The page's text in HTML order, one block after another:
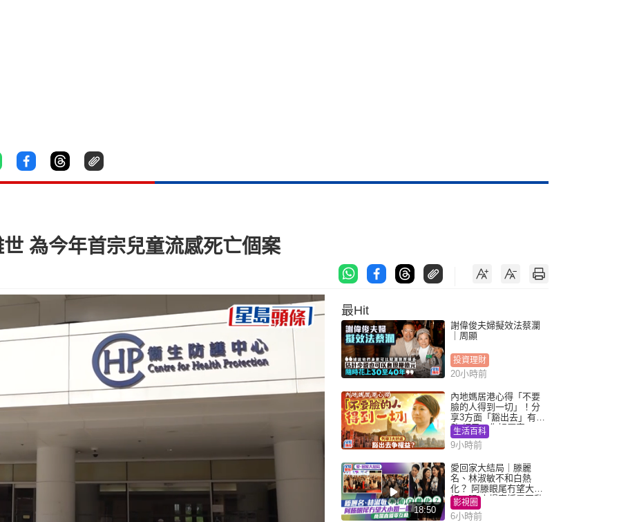
為今年首宗兒童流感死亡個案
最Hit
謝偉俊夫婦擬效法蔡瀾
｜周顯
投資理財
20小時前
內地媽居港心得「不要
臉的人得到一切」！分
享3方面「豁出去」有著
數 網民：你好厲害
生活百科
9小時前
18:50
愛回家大結局｜滕麗
名、林淑敏不和白熱
化？ 阿滕眼尾冇望大小
姐一眼 商場直播零互動
影視圈
6小時前